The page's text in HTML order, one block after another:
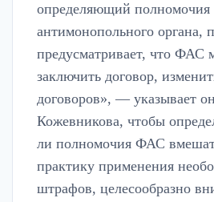
определяющий полномочия
антимонопольного органа,
предусматривает, что ФАС
заключить договор,
договоров», — указывает
Кожевникова, чтобы
ли полномочия ФАС
практику применения
штрафов, целесообразно